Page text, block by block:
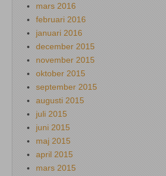
mars 2016
februari 2016
januari 2016
december 2015
november 2015
oktober 2015
september 2015
augusti 2015
juli 2015
juni 2015
maj 2015
april 2015
mars 2015